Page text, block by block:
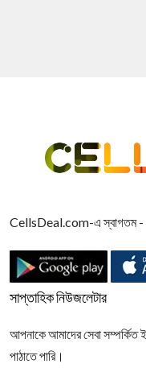
CellsDeal.com-এ স্বাগতম -
সাপ্তাহিক নিউজলেটার
আপনাকে আমাদের সেবা সম্পর্কিত
পাঠাতে পারি।